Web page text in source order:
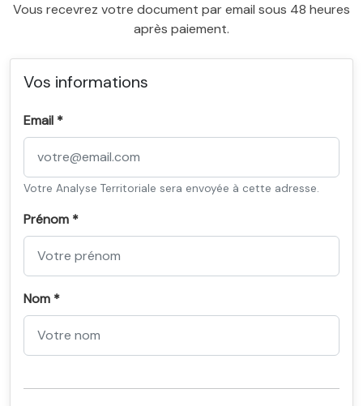
Vous recevrez votre document par email sous 48 heures
après paiement.
Vos informations
Email *
Votre Analyse Territoriale sera envoyée à cette adresse.
Prénom *
Nom *